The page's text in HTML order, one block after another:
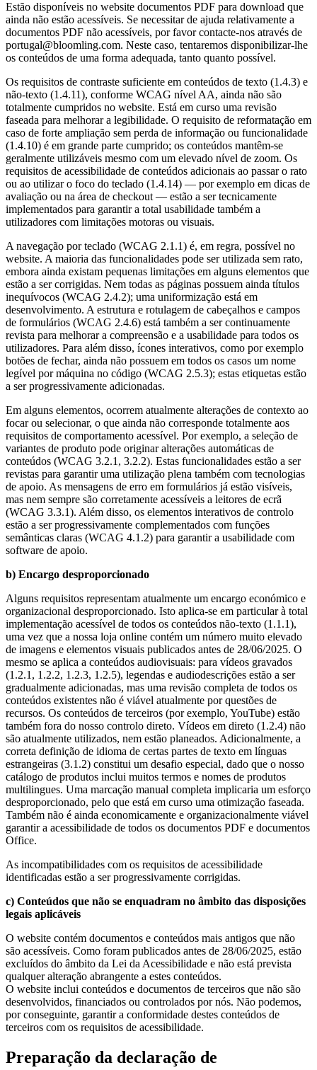
Estão disponíveis no website documentos PDF para download que
ainda não estão acessíveis. Se necessitar de ajuda relativamente a
documentos PDF não acessíveis, por favor contacte-nos através de
portugal@bloomling.com. Neste caso, tentaremos disponibilizar-lhe
os conteúdos de uma forma adequada, tanto quanto possível.
Os requisitos de contraste suficiente em conteúdos de texto (1.4.3) e
não-texto (1.4.11), conforme WCAG nível AA, ainda não são
totalmente cumpridos no website. Está em curso uma revisão
faseada para melhorar a legibilidade. O requisito de reformatação em
caso de forte ampliação sem perda de informação ou funcionalidade
(1.4.10) é em grande parte cumprido; os conteúdos mantêm-se
geralmente utilizáveis mesmo com um elevado nível de zoom. Os
requisitos de acessibilidade de conteúdos adicionais ao passar o rato
ou ao utilizar o foco do teclado (1.4.14) — por exemplo em dicas de
avaliação ou na área de checkout — estão a ser tecnicamente
implementados para garantir a total usabilidade também a
utilizadores com limitações motoras ou visuais.
A navegação por teclado (WCAG 2.1.1) é, em regra, possível no
website. A maioria das funcionalidades pode ser utilizada sem rato,
embora ainda existam pequenas limitações em alguns elementos que
estão a ser corrigidas. Nem todas as páginas possuem ainda títulos
inequívocos (WCAG 2.4.2); uma uniformização está em
desenvolvimento. A estrutura e rotulagem de cabeçalhos e campos
de formulários (WCAG 2.4.6) está também a ser continuamente
revista para melhorar a compreensão e a usabilidade para todos os
utilizadores. Para além disso, ícones interativos, como por exemplo
botões de fechar, ainda não possuem em todos os casos um nome
legível por máquina no código (WCAG 2.5.3); estas etiquetas estão
a ser progressivamente adicionadas.
Em alguns elementos, ocorrem atualmente alterações de contexto ao
focar ou selecionar, o que ainda não corresponde totalmente aos
requisitos de comportamento acessível. Por exemplo, a seleção de
variantes de produto pode originar alterações automáticas de
conteúdos (WCAG 3.2.1, 3.2.2). Estas funcionalidades estão a ser
revistas para garantir uma utilização plena também com tecnologias
de apoio. As mensagens de erro em formulários já estão visíveis,
mas nem sempre são corretamente acessíveis a leitores de ecrã
(WCAG 3.3.1). Além disso, os elementos interativos de controlo
estão a ser progressivamente complementados com funções
semânticas claras (WCAG 4.1.2) para garantir a usabilidade com
software de apoio.
b) Encargo desproporcionado
Alguns requisitos representam atualmente um encargo económico e
organizacional desproporcionado. Isto aplica-se em particular à total
implementação acessível de todos os conteúdos não-texto (1.1.1),
uma vez que a nossa loja online contém um número muito elevado
de imagens e elementos visuais publicados antes de 28/06/2025. O
mesmo se aplica a conteúdos audiovisuais: para vídeos gravados
(1.2.1, 1.2.2, 1.2.3, 1.2.5), legendas e audiodescrições estão a ser
gradualmente adicionadas, mas uma revisão completa de todos os
conteúdos existentes não é viável atualmente por questões de
recursos. Os conteúdos de terceiros (por exemplo, YouTube) estão
também fora do nosso controlo direto. Vídeos em direto (1.2.4) não
são atualmente utilizados, nem estão planeados. Adicionalmente, a
correta definição de idioma de certas partes de texto em línguas
estrangeiras (3.1.2) constitui um desafio especial, dado que o nosso
catálogo de produtos inclui muitos termos e nomes de produtos
multilingues. Uma marcação manual completa implicaria um esforço
desproporcionado, pelo que está em curso uma otimização faseada.
Também não é ainda economicamente e organizacionalmente viável
garantir a acessibilidade de todos os documentos PDF e documentos
Office.
As incompatibilidades com os requisitos de acessibilidade
identificadas estão a ser progressivamente corrigidas.
c) Conteúdos que não se enquadram no âmbito das disposições
legais aplicáveis
O website contém documentos e conteúdos mais antigos que não
são acessíveis. Como foram publicados antes de 28/06/2025, estão
excluídos do âmbito da Lei da Acessibilidade e não está prevista
qualquer alteração abrangente a estes conteúdos.
O website inclui conteúdos e documentos de terceiros que não são
desenvolvidos, financiados ou controlados por nós. Não podemos,
por conseguinte, garantir a conformidade destes conteúdos de
terceiros com os requisitos de acessibilidade.
Preparação da declaração de